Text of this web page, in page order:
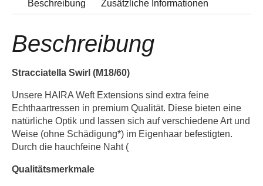
Beschreibung Zusätzliche Informationen
Beschreibung
Stracciatella Swirl (M18/60)
Unsere HAIRA Weft Extensions sind extra feine
Echthaartressen in premium Qualität. Diese bieten eine
natürliche Optik und lassen sich auf verschiedene Art und
Weise (ohne Schädigung*) im Eigenhaar befestigten.
Durch die hauchfeine Naht (
Qualitätsmerkmale